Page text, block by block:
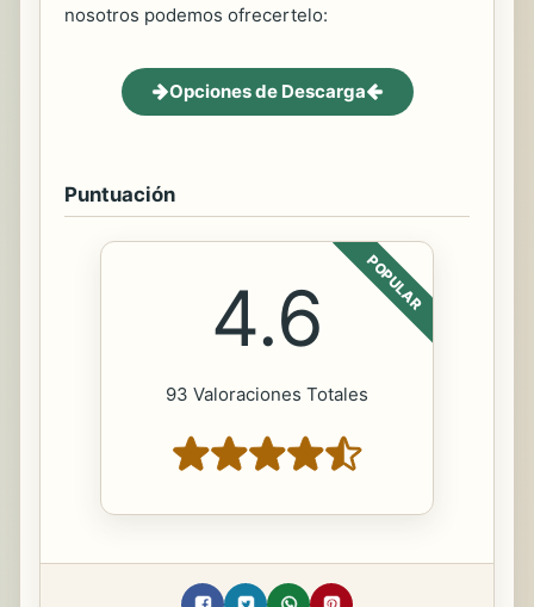
nosotros podemos ofrecertelo:
Opciones de Descarga
Puntuación
POPULAR
4.6
93 Valoraciones Totales